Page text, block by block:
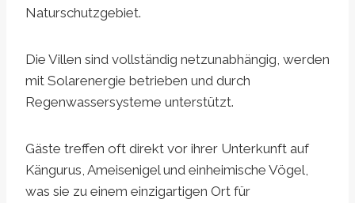
Naturschutzgebiet.
Die Villen sind vollständig netzunabhängig, werden
mit Solarenergie betrieben und durch
Regenwassersysteme unterstützt.
Gäste treffen oft direkt vor ihrer Unterkunft auf
Kängurus, Ameisenigel und einheimische Vögel,
was sie zu einem einzigartigen Ort für